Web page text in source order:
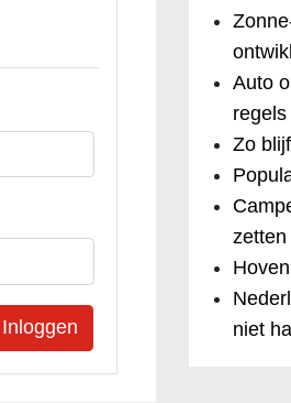
Auto
regels
Zo
zetten
niet